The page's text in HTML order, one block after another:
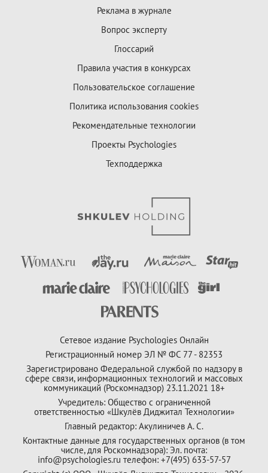
Реклама в журнале
Вопрос эксперту
Глоссарий
Правила участия в конкурсах
Пользовательское соглашение
Политика использования cookies
Рекомендательные технологии
Проекты Psychologies
Техподдержка
Сетевое издание Psychologies Онлайн
Регистрационный номер ЭЛ № ФС 77 - 82353
Зарегистрировано Федеральной службой по надзору в
сфере связи, информационных технологий и массовых
коммуникаций (Роскомнадзор) 23.11.2021 18+
Учредитель: Общество с ограниченной
ответственностью «Шкулёв Диджитал Технологии»
Главный редактор: Акулиничев А. С.
Контактные данные для государственных органов (в том
числе, для Роскомнадзора): Эл. почта:
info@psychologies.ru телефон: +7(495) 633-57-57